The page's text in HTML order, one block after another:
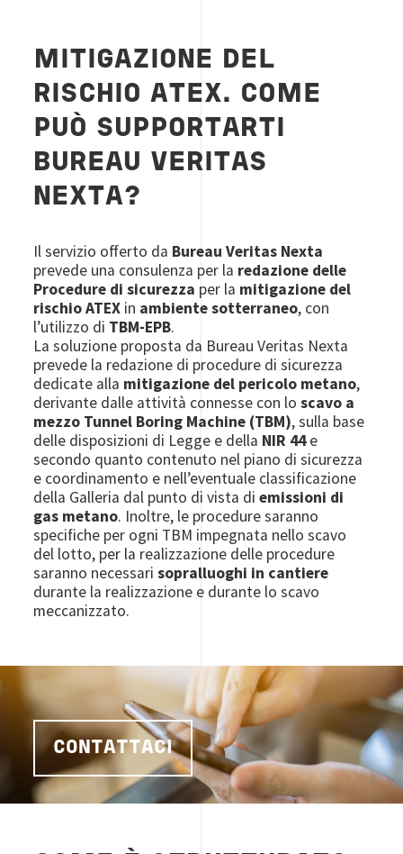
MITIGAZIONE DEL
RISCHIO ATEX. COME
PUÒ SUPPORTARTI
BUREAU VERITAS
NEXTA?
Il servizio offerto da Bureau Veritas Nexta
prevede una consulenza per la redazione delle
Procedure di sicurezza per la mitigazione del
rischio ATEX in ambiente sotterraneo, con
l’utilizzo di TBM-EPB.
La soluzione proposta da Bureau Veritas Nexta
prevede la redazione di procedure di sicurezza
dedicate alla mitigazione del pericolo metano,
derivante dalle attività connesse con loscavo a
mezzo Tunnel Boring Machine (TBM), sulla base
delle disposizioni di Legge e della NIR 44e
secondo quanto contenuto nel piano di sicurezza
e coordinamento e nell’eventuale classificazione
della Galleria dal punto di vista diemissioni di
gas metano. Inoltre, le procedure saranno
specifiche per ogni TBM impegnata nello scavo
del lotto, per la realizzazione delle procedure
saranno necessarisopralluoghi in cantiere
durante la realizzazione e durante lo scavo
meccanizzato.
CONTATTACI